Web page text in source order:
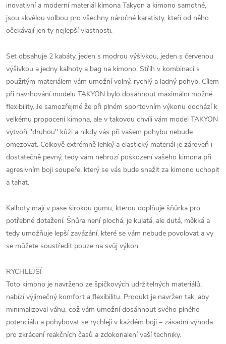
inovativní a moderní materiál kimona Takyon a kimono samotné,
jsou skvělou volbou pro všechny náročné karatisty, kteří od něho
očekávají jen ty nejlepší vlastnosti.
Set obsahuje 2 kabáty, jeden s modrou výšivkou, jeden s červenou
výšivkou a jedny kalhoty a bag na kimono. Střih v kombinaci s
použitým materiálem vám umožní volný, rychlý a ladný pohyb. Cílem
při navrhování modelu TAKYON bylo dosáhnout maximální možné
flexibility. Je samozřejmé že při plném sportovním výkonu dochází k
velkému propocení kimona, ale v takovou chvíli vám model TAKYON
vytvoří "druhou" kůži a nikdy vás při vašem pohybu nebude
omezovat. Celkově extrémně lehký a elastický materiál je zároveň i
dostatečně pevný, tedy vám nehrozí poškození vašeho kimona při
agresivním boji soupeře, který se vás bude snažit za kimono uchopit
a tahat.
Kalhoty mají v pase širokou gumu, kterou doplňuje šňůrka pro
potřebné dotažení. Šnůra není plochá, je kulatá, ale dutá, měkká a
tedy umožňuje lepší zavázání, které se vám nebude povolovat a vy
se můžete soustředit pouze na svůj výkon.
RYCHLEJŠÍ
Toto kimono je navrženo ze špičkových udržitelných materiálů,
nabízí výjimečný komfort a flexibilitu. Produkt je navržen tak, aby
minimalizoval váhu, což vám umožní dosáhnout svého plného
potenciálu a pohybovat se rychleji v každém boji – zásadní výhoda
pro zkrácení reakčních časů a zdokonalení vaší techniky.